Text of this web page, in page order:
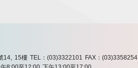
14, 15樓 TEL：(03)3322101
FAX：(03)3358254